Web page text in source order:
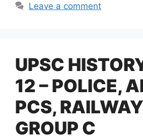
Leave a comment
UPSC
12 – POLICE,
PCS,
GROUP C